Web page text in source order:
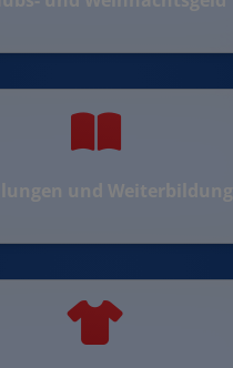
und Weiterbildung